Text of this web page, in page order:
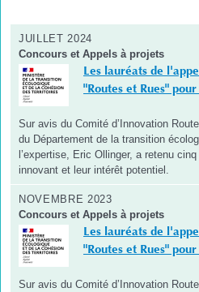
JUILLET 2024
Concours et Appels à projets
Les lauréats de
"Routes et Rues"
Sur avis du Comité d’Innovation
du Département de la transition
l’expertise, Eric Ollinger, a retenu
innovant et leur intérêt potentiel.
NOVEMBRE 2023
Concours et Appels à projets
Les lauréats de
"Routes et Rues"
Sur avis du Comité d’Innovation